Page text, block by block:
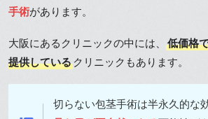
手術があります。
大阪にあるクリニックの中には、
低価格
提供している クリニックもあります。
切らない包茎手術は半永久的な